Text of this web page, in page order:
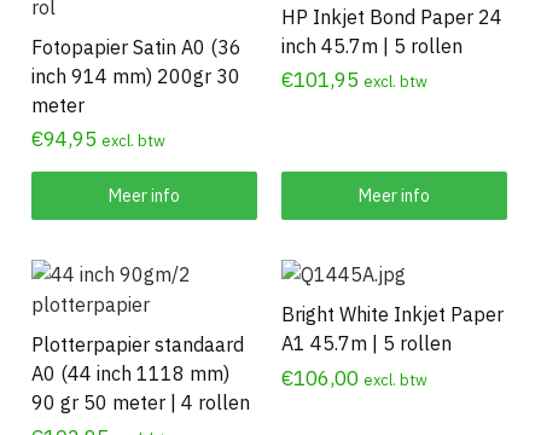
Fotopapier Satin A0 (36
inch 914 mm) 200gr 30
meter
€94,95 excl. btw
Meer info
HP Inkjet Bond Paper 24
inch 45.7m | 5 rollen
€101,95 excl. btw
Meer info
Plotterpapier standaard
A0 (44 inch 1118 mm)
90 gr 50 meter | 4 rollen
Bright White Inkjet Paper
A1 45.7m | 5 rollen
€106,00 excl. btw